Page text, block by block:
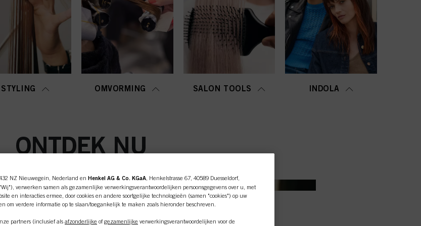
STYLING OMVORMING SALON TOOLS INDOLA
ONTDEK NU
NZ Nieuwegein, Nederland en Henkel AG & Co. KGaA , Henkelstrasse 67, 40589 Duesseldorf,
verwerken samen als gezamenlijke verwerkingsverantwoordelijken persoonsgegevens over u, met
en interacties ermee, door cookies en andere soortgelijke technologieën (samen "cookies") op uw
om verdere informatie op te slaan/toegankelijk te maken zoals hieronder beschreven.
partners (inclusief als afzonderlijke ofgezamenlijke verwerkingsverantwoordelijken voor de